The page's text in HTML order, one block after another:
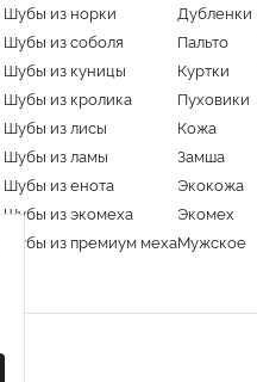
Шубы из норки
Шубы из соболя
Шубы из куницы
Шубы из кролика
Шубы из лисы
Шубы из ламы
Шубы из енота
Шубы из экомеха
Шубы из премиум меха
Дубленки
Пальто
Куртки
Пуховики
Кожа
Замша
Экокожа
Экомех
Мужское